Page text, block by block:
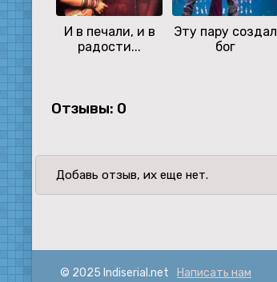
И в печали, и в
радости...
Эту пару создал
бог
Отзывы: 0
Добавь отзыв, их еще нет.
© 2025 Indiserial.net Написать нам